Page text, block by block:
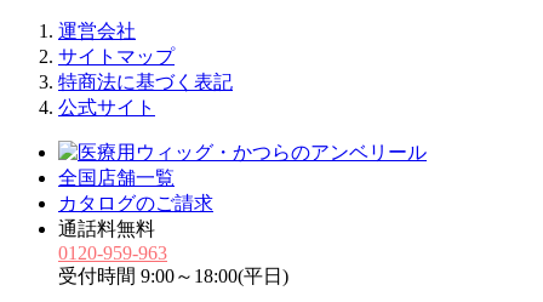
運営会社
サイトマップ
特商法に基づく表記
公式サイト
全国店舗一覧
カタログのご請求
通話料無料
0120-959-963
受付時間 9:00～18:00(平日)